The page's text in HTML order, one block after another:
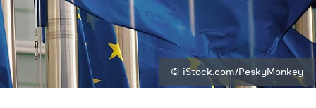
© iStock.com/PeskyMonkey